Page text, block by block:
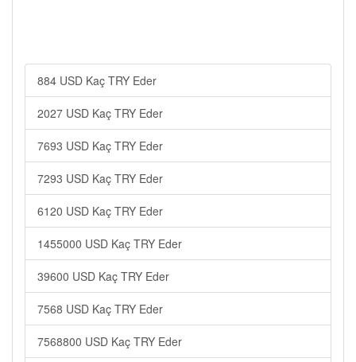
884 USD Kaç TRY Eder
2027 USD Kaç TRY Eder
7693 USD Kaç TRY Eder
7293 USD Kaç TRY Eder
6120 USD Kaç TRY Eder
1455000 USD Kaç TRY Eder
39600 USD Kaç TRY Eder
7568 USD Kaç TRY Eder
7568800 USD Kaç TRY Eder